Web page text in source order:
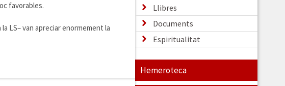
favorables.
LS– van apreciar enormement la
Llibres
Documents
Espiritualitat
Hemeroteca